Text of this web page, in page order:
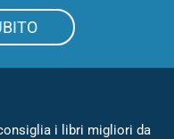
i libri migliori da